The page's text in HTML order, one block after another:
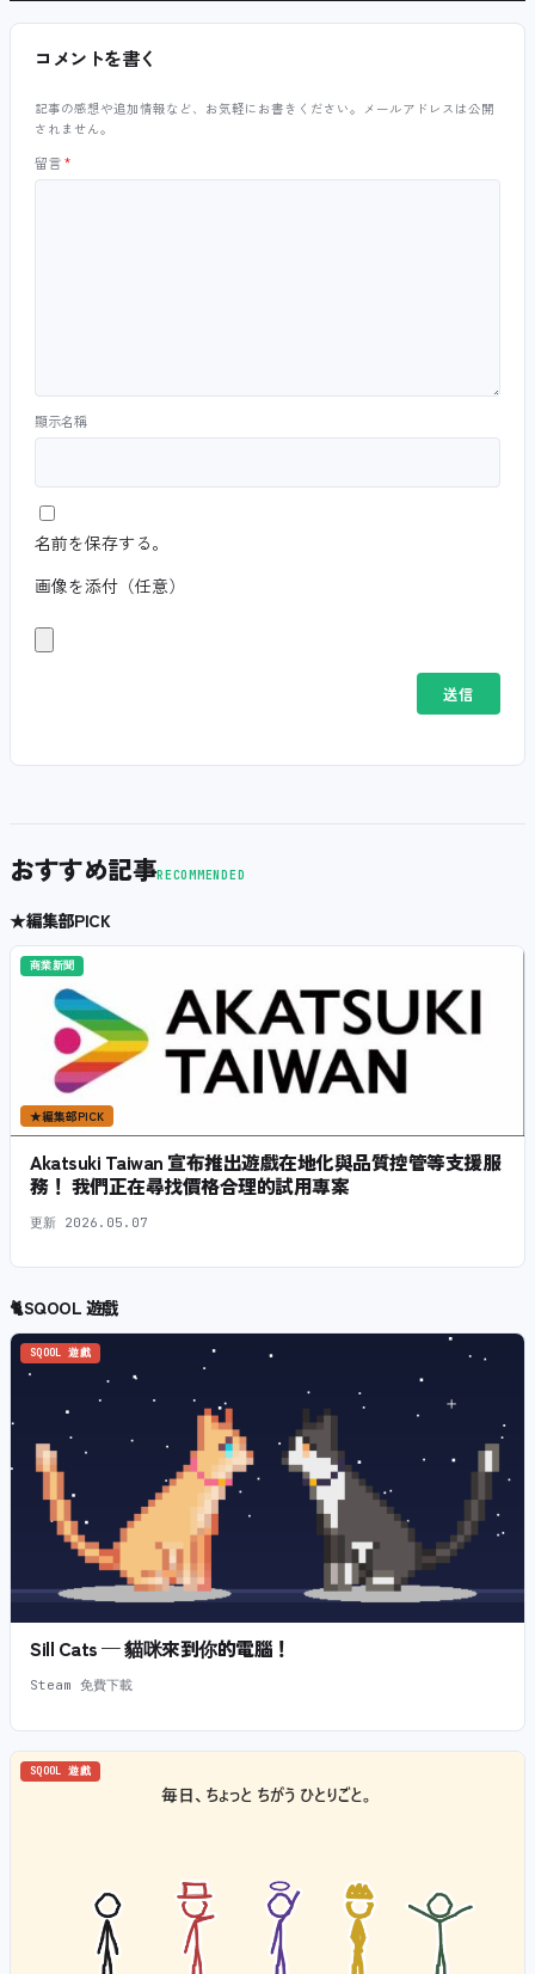
コメントを書く
記事の感想や追加情報など、お気軽にお書きください。メールアドレスは公開
されません。
留言*
顯示名稱
名前を保存する。
画像を添付（任意）
おすすめ記事RECOMMENDED
★編集部PICK
商業新聞
★編集部PICK
Akatsuki Taiwan 宣布推出遊戲在地化與品質控管等支援服
務！ 我們正在尋找價格合理的試用專案
更新 2026.05.07
🐈SQOOL 遊戲
SQOOL 遊戲
Sill Cats — 貓咪來到你的電腦！
Steam 免費下載
SQOOL 遊戲